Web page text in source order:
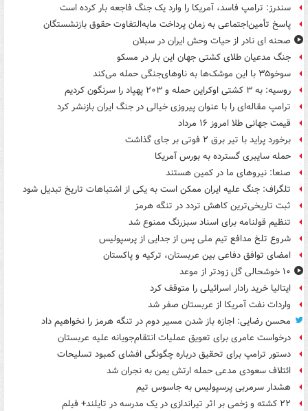
سندرز: ترامپ فاسد، آمریکا را وارد یک جنگ فاجعه بار کرده است
پاسخ تأمین‌اجتماعی به زمان پرداخت مابه‌التفاوت حقوق بازنشستگان
صحنه ای نادر از حیات وحش ایران در سبلان
جنگ مدعیان طلای کشتی جهان این بار در مسکو
سوخو۳۵ با این موشک‌ها به ناوهای‌جنگی حمله می‌کند
روسیه: به ۳ کشتی اوکراین حمله و ۲۰۳ پهپاد را سرنگون کردیم
ترامپ مقاله‌ای را با عنوان پیروزی خیالی در جنگ ایران بازنشر کرد
قیمت جهانی طلا امروز ۱۶ مرداد
برخورد پراید با تیر برق ۲ فوتی بر جای گذاشت
حمله سایبری گسترده به بورس آمریکا
صنعا: نیروهای ما در کمین‌ هستند
تلگراف: جنگ علیه ایران ممکن است به یکی از اشتباهات تاریخ تبدیل شود
ثبت تاریخی‌ترین کاهش تردد در تنگه هرمز
تنظیم قولنامه برای اسناد سبزرنگ ممنوع شد
شروع تلخ مدافع تیم ملی پس از جدایی از پرسپولیس
امضای توافق دفاعی بین عربستان، ترکیه و پاکستان
۱۰ خوشحالی گل زودتر از موعد
ایتالیا خرید رادار اسرائیلی را متوقف کرد
واردات نفت آمریکا از عربستان صفر شد
محسن رضایی: اجازه باز شدن مسیر دوم در تنگه هرمز را نخواهیم داد
درخواست عامری برای تعویق عملیات انتقام‌جویانه علیه عربستان
دستور ترامپ برای تحقیق درباره چگونگی افشای کمبود تسلیحات
ائتلاف سعودی مدعی حمله ارتش یمن به نجران شد
هشدار سرمربی پرسپولیس به جاسوس تیم
۲۲ کشته و زخمی بر اثر تیراندازی در یک مدرسه در تایلند+ فیلم